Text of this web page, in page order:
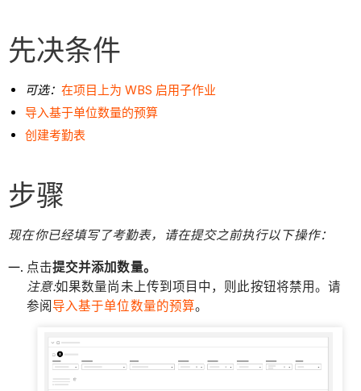
先决条件
可选：在项目上为 WBS 启用子作业
导入基于单位数量的预算
创建考勤表
步骤
现在你已经填写了考勤表，请在提交之前执行以下操作：
点击提交并添加数量。
注意:如果数量尚未上传到项目中，则此按钮将禁用。请
参阅 导入基于单位数量的预算。